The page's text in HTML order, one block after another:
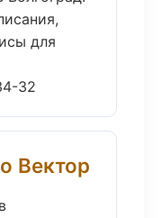
для
32
Вектор